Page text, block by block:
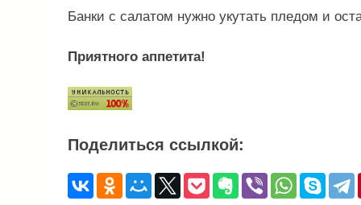
Банки с салатом нужно укутать пледом и
Приятного аппетита!
Поделиться ссылкой: